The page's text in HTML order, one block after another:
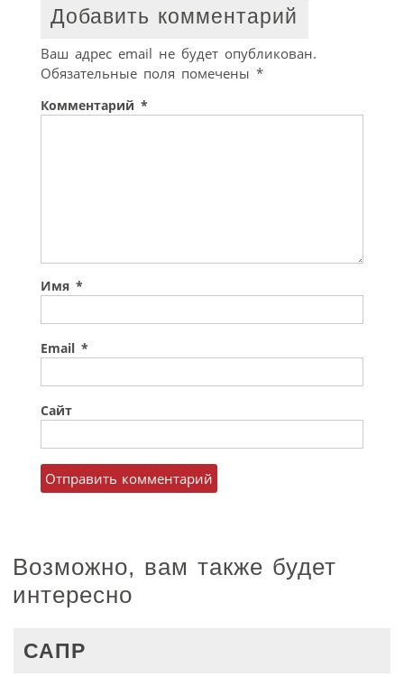
Добавить комментарий
Ваш адрес email не будет опубликован.
Обязательные поля помечены *
Комментарий *
Имя *
Email *
Сайт
Возможно, вам также будет
интересно
САПР